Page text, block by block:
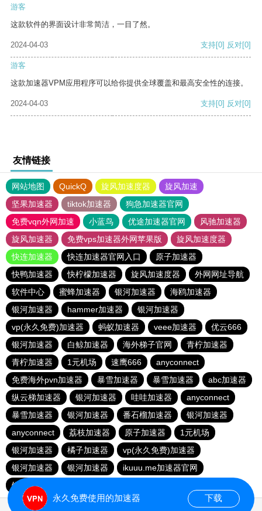
游客
这款软件的界面设计非常简洁，一目了然。
2024-04-03 支持[0] 反对[0]
游客
这款加速器VPM应用程序可以给你提供全球覆盖和最高安全性的连接。
2024-04-03 支持[0] 反对[0]
友情链接
网站地图 QuickQ 旋风加速度器
旋风加速
坚果加速器
tiktok加速器
狗急加速器官网
免费vqn外网加速
小蓝鸟 优途加速器官网
风驰加速器
旋风加速器
免费vps加速器外网苹果版
旋风加速度器
快连加速器
快连加速器官网入口
原子加速器
快鸭加速器
快柠檬加速器 旋风加速度器
外网网址导航
软件中心
蜜蜂加速器 银河加速器
海鸥加速器
银河加速器
hammer加速器
银河加速器
vp(永久免费)加速器
蚂蚁加速器 veee加速器
优云666
银河加速器
白鲸加速器 海外梯子官网
青柠加速器
青柠加速器
1元机场 速鹰666
anyconnect
免费海外pvn加速器
暴雪加速器 暴雪加速器
abc加速器
纵云梯加速器
银河加速器 哇哇加速器
anyconnect
暴雪加速器
银河加速器 番石榴加速器
银河加速器
anyconnect
荔枝加速器 原子加速器
1元机场
银河加速器
橘子加速器
vp(永久免费)加速器
银河加速器
银河加速器
ikuuu.me加速器官网
银河加速器
永久免费使用的加速器 下载